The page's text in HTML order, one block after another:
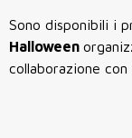
Sono disponibili i
Halloween
collaborazione con